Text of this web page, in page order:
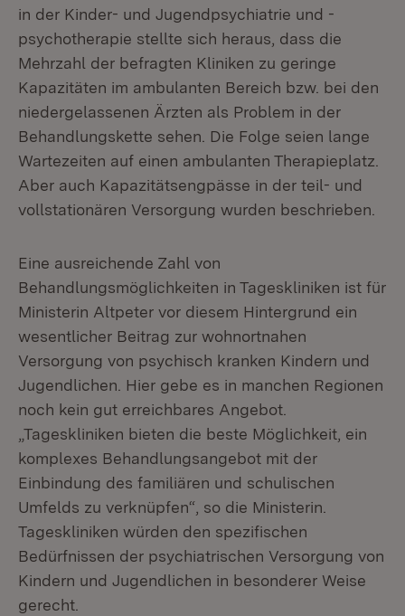
in der Kinder- und Jugendpsychiatrie und -
psychotherapie stellte sich heraus, dass die
Mehrzahl der befragten Kliniken zu geringe
Kapazitäten im ambulanten Bereich bzw. bei den
niedergelassenen Ärzten als Problem in der
Behandlungskette sehen. Die Folge seien lange
Wartezeiten auf einen ambulanten Therapieplatz.
Aber auch Kapazitätsengpässe in der teil- und
vollstationären Versorgung wurden beschrieben.
Eine ausreichende Zahl von
Behandlungsmöglichkeiten in Tageskliniken ist für
Ministerin Altpeter vor diesem Hintergrund ein
wesentlicher Beitrag zur wohnortnahen
Versorgung von psychisch kranken Kindern und
Jugendlichen. Hier gebe es in manchen Regionen
noch kein gut erreichbares Angebot.
„Tageskliniken bieten die beste Möglichkeit, ein
komplexes Behandlungsangebot mit der
Einbindung des familiären und schulischen
Umfelds zu verknüpfen“, so die Ministerin.
Tageskliniken würden den spezifischen
Bedürfnissen der psychiatrischen Versorgung von
Kindern und Jugendlichen in besonderer Weise
gerecht.